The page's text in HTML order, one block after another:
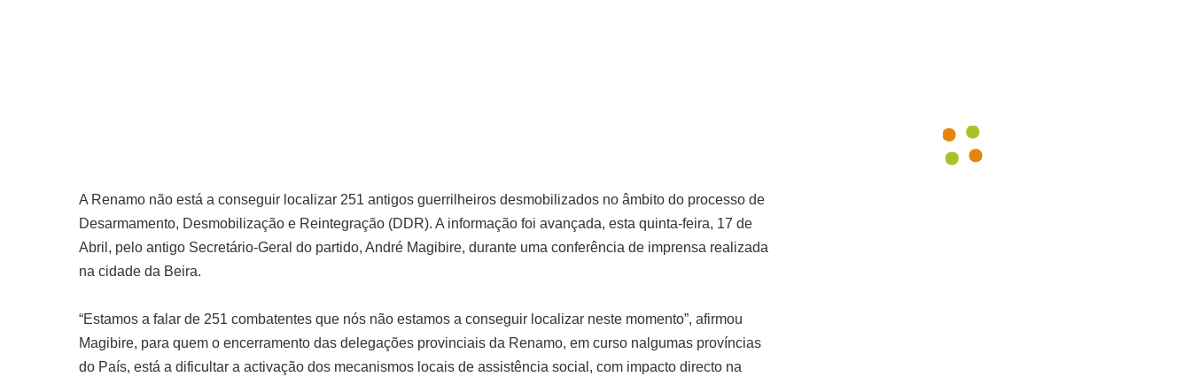
A Renamo não está a conseguir localizar 251 antigos guerrilheiros desmobilizados no âmbito do processo de
Desarmamento, Desmobilização e Reintegração (DDR). A informação foi avançada, esta quinta-feira, 17 de
Abril, pelo antigo Secretário-Geral do partido, André Magibire, durante uma conferência de imprensa realizada
na cidade da Beira.
“Estamos a falar de 251 combatentes que nós não estamos a conseguir localizar neste momento”, afirmou
Magibire, para quem o encerramento das delegações provinciais da Renamo, em curso nalgumas províncias
do País, está a dificultar a activação dos mecanismos locais de assistência social, com impacto directo na